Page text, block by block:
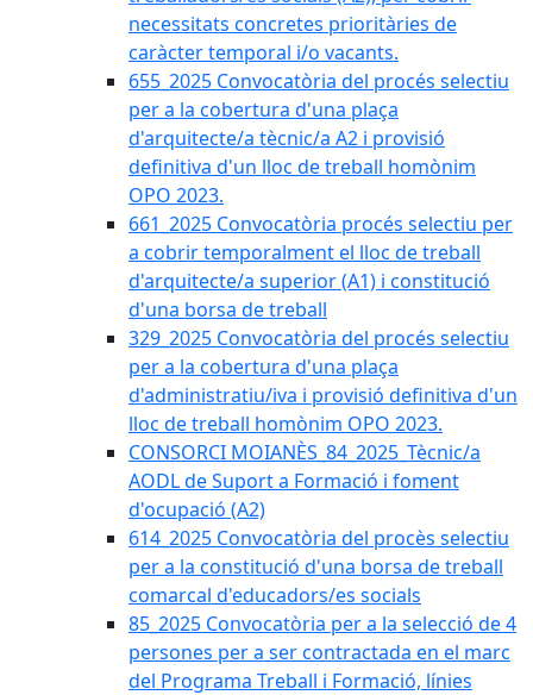
necessitats concretes prioritàries de
caràcter temporal i/o vacants.
655_2025 Convocatòria del procés selectiu
per a la cobertura d'una plaça
d'arquitecte/a tècnic/a A2 i provisió
definitiva d'un lloc de treball homònim
OPO 2023.
661_2025 Convocatòria procés selectiu per
a cobrir temporalment el lloc de treball
d'arquitecte/a superior (A1) i constitució
d'una borsa de treball
329_2025 Convocatòria del procés selectiu
per a la cobertura d'una plaça
d'administratiu/iva i provisió definitiva d'un
lloc de treball homònim OPO 2023.
CONSORCI MOIANÈS_84_2025_Tècnic/a
AODL de Suport a Formació i foment
d'ocupació (A2)
614_2025 Convocatòria del procès selectiu
per a la constitució d'una borsa de treball
comarcal d'educadors/es socials
85_2025 Convocatòria per a la selecció de 4
persones per a ser contractada en el marc
del Programa Treball i Formació, línies